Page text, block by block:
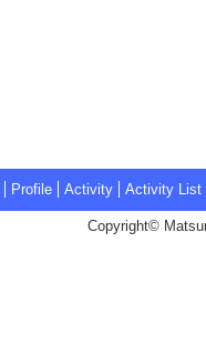
Profile Activity Activity List
Copyright©